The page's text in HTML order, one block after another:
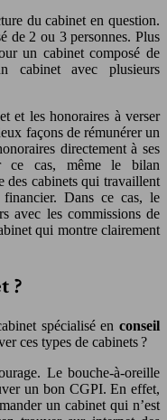
du cabinet en question.
de 2 ou 3 personnes. Plus
un cabinet composé de
cabinet avec plusieurs
et les honoraires à verser
façons de rémunérer un
directement à ses
ce cas, même le bilan
des cabinets qui travaillent
Dans ce cas, le
avec les commissions de
qui montre clairement
?
spécialisé en conseil
ces types de cabinets ?
Le bouche-à-oreille
un bon CGPI. En effet,
un cabinet qui n’est